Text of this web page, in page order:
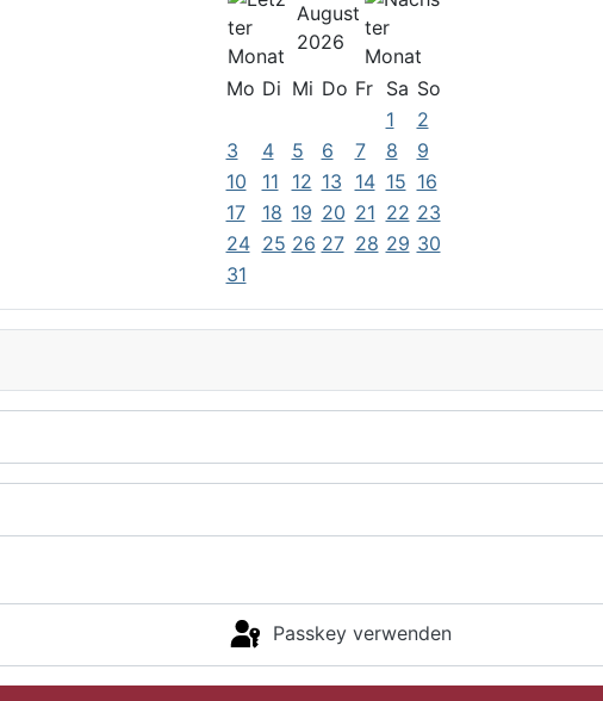
August
2026
Mo Di Mi Do Fr Sa So
1
2
3
4 5 6 7 8
9
10
11 12 13 14 15 16
17
18 19 20 21 22 23
24 25 26 27 28 29 30
31
Passkey verwenden